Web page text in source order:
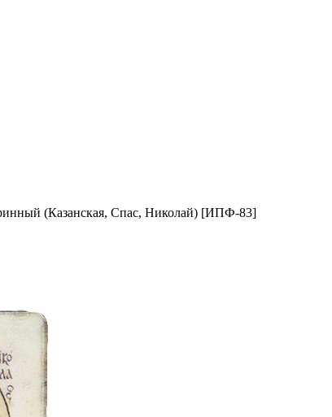
(Казанская, Спас, Николай) [ИПФ-83]